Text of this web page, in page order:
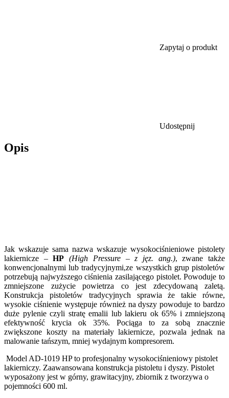
Zapytaj o produkt
Udostępnij
Opis
Jak wskazuje sama nazwa wskazuje wysokociśnieniowe pistolety
lakiernicze –HP (High Pressure – z jęz. ang.), zwane także
konwencjonalnymi lub tradycyjnymi,ze wszystkich grup pistoletów
potrzebują najwyższego ciśnienia zasilającego pistolet. Powoduje to
zmniejszone zużycie powietrza co jest zdecydowaną zaletą.
Konstrukcja pistoletów tradycyjnych sprawia że takie równe,
wysokie ciśnienie występuje również na dyszy powoduje to bardzo
duże pylenie czyli stratę emalii lub lakieru ok 65% i zmniejszoną
efektywność krycia ok 35%. Pociąga to za sobą znacznie
zwiększone koszty na materiały lakiernicze, pozwala jednak na
malowanie tańszym, mniej wydajnym kompresorem.
Model AD-1019 HP to profesjonalny wysokociśnieniowy pistolet
lakierniczy. Zaawansowana konstrukcja pistoletu i dyszy. Pistolet
wyposażony jest w górny, grawitacyjny, zbiornik z tworzywa o
pojemności 600 ml.